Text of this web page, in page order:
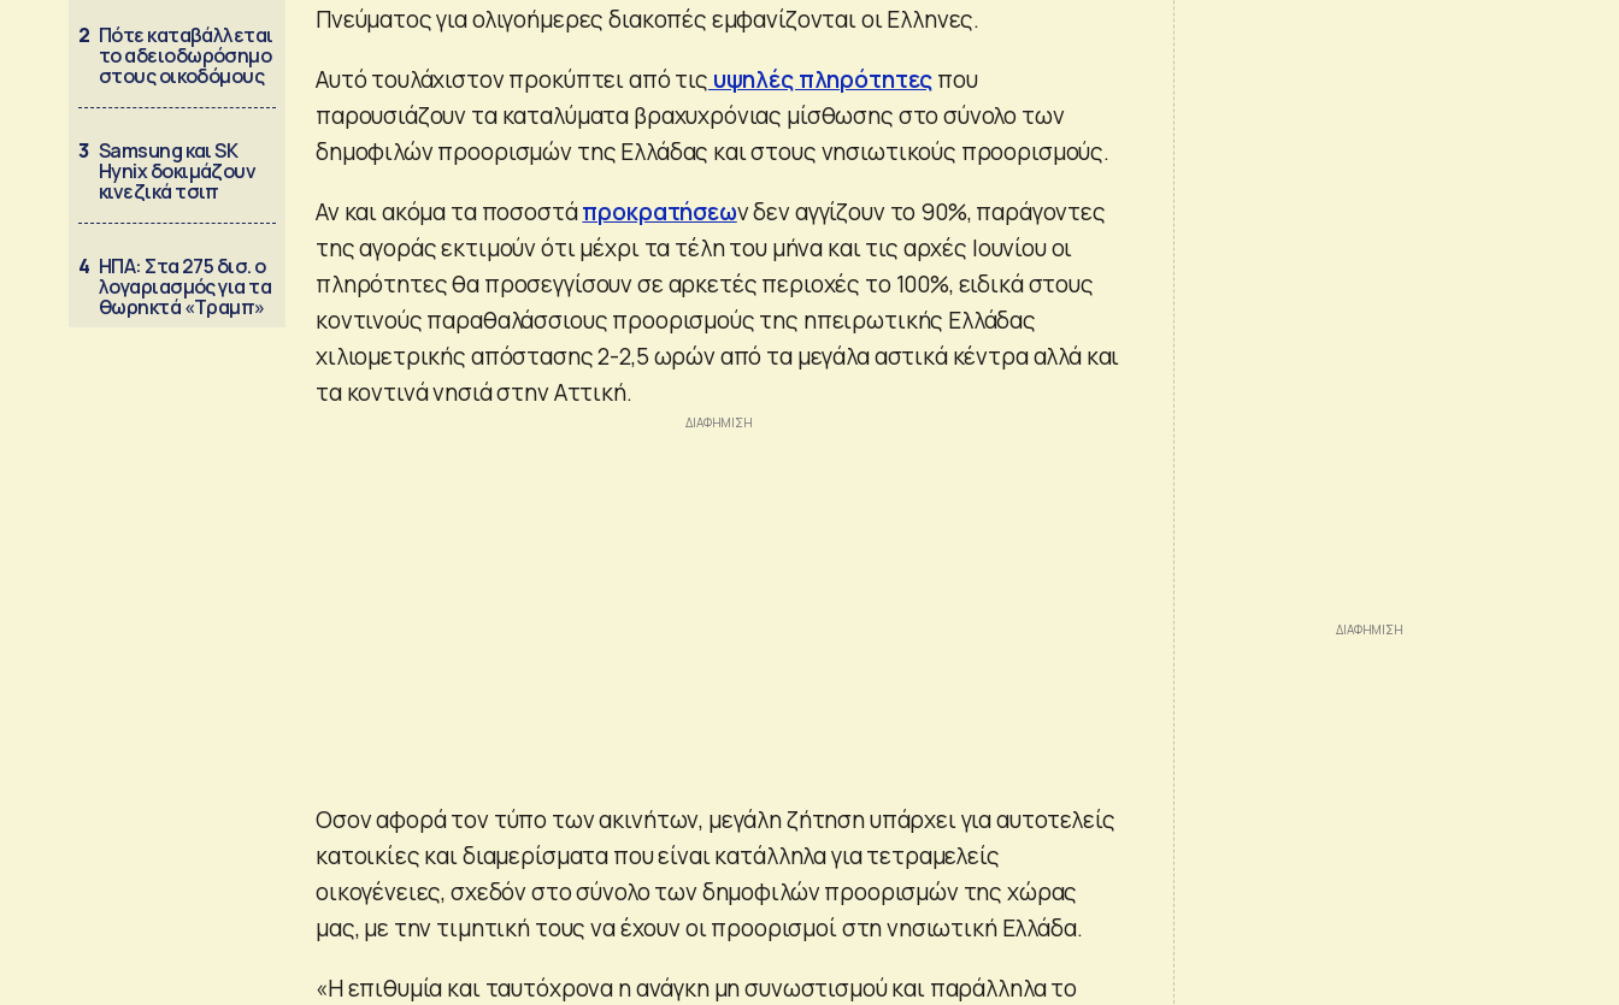
2 Πότε καταβάλλεται
το αδειοδωρόσημο
στους οικοδόμους
3 Samsung και SK
Hynix δοκιμάζουν
κινεζικά τσιπ
4 ΗΠΑ: Στα 275 δισ. ο
λογαριασμός για τα
θωρηκτά «Τραμπ»
Πνεύματος για ολιγοήμερες διακοπές εμφανίζονται οι Ελληνες.
Αυτό τουλάχιστον προκύπτει από τις υψηλές πληρότητεςπου
παρουσιάζουν τα καταλύματα βραχυχρόνιας μίσθωσης στο σύνολο των
δημοφιλών προορισμών της Ελλάδας και στους νησιωτικούς προορισμούς.
Αν και ακόμα τα ποσοστάπροκρατήσεων δεν αγγίζουν το 90%, παράγοντες
της αγοράς εκτιμούν ότι μέχρι τα τέλη του μήνα και τις αρχές Ιουνίου οι
πληρότητες θα προσεγγίσουν σε αρκετές περιοχές το 100%, ειδικά στους
κοντινούς παραθαλάσσιους προορισμούς της ηπειρωτικής Ελλάδας
χιλιομετρικής απόστασης 2-2,5 ωρών από τα μεγάλα αστικά κέντρα αλλά και
τα κοντινά νησιά στην Αττική.
Οσον αφορά τον τύπο των ακινήτων, μεγάλη ζήτηση υπάρχει για αυτοτελείς
κατοικίες και διαμερίσματα που είναι κατάλληλα για τετραμελείς
οικογένειες, σχεδόν στο σύνολο των δημοφιλών προορισμών της χώρας
μας, με την τιμητική τους να έχουν οι προορισμοί στη νησιωτική Ελλάδα.
«Η επιθυμία και ταυτόχρονα η ανάγκη μη συνωστισμού και παράλληλα το